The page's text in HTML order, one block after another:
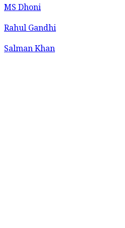
MS Dhoni
Rahul Gandhi
Salman Khan